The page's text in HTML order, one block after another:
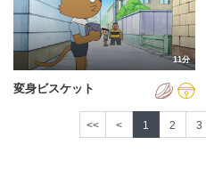
11分
変身ビスケット
<< < 1 2 3